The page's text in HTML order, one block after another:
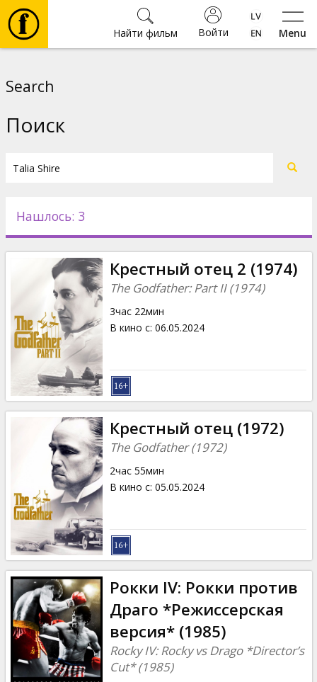
Menu
Войти
Найти фильм
Новости
Подарки
Кинозакуски
B2B
Клуб
Search
Поиск
Нашлось: 3
Крестный отец 2 (1974)
The Godfather: Part II (1974)
3час 22мин
В кино с: 06.05.2024
Крестный отец (1972)
The Godfather (1972)
2час 55мин
В кино с: 05.05.2024
Рокки IV: Рокки против
Драго *Режиссерская
версия* (1985)
Rocky IV: Rocky vs Drago *Director’s
Cut* (1985)